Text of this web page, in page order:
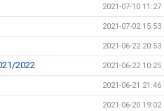
2021-07-10 11:27
2021-07-02 15:53
2021-06-22 20:53
2022 2021-06-22 10:25
2021-06-21 21:46
2021-06-20 19:02